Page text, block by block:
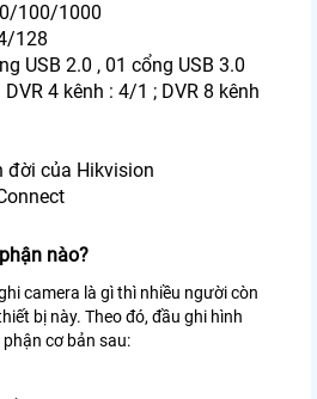
100/1000
128
USB 2.0 , 01 cổng USB 3.0
4 kênh : 4/1 ; DVR 8 kênh
đời của Hikvision
nào?
camera là gì thì nhiều người còn
bị này. Theo đó, đầu ghi hình
cơ bản sau: